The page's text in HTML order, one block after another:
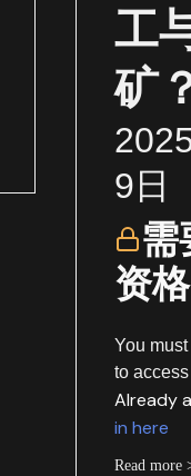
工
矿
9日
需
资格
You
to
Already
in here
Read more